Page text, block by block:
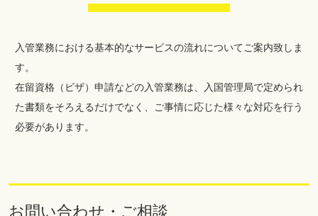
入管業務における基本的なサービスの流れについてご案内致しま
す。
在留資格（ビザ）申請などの入管業務は、入国管理局で定められ
た書類をそろえるだけでなく、ご事情に応じた様々な対応を行う
必要があります。
お問い合わせ・ご相談